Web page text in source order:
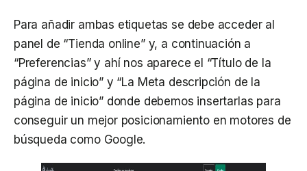
Para añadir ambas etiquetas se debe acceder al
panel de “Tienda online” y, a continuación a
“Preferencias” y ahí nos aparece el “Título de la
página de inicio” y “La Meta descripción de la
página de inicio” donde debemos insertarlas para
conseguir un mejor posicionamiento en motores de
búsqueda como Google.